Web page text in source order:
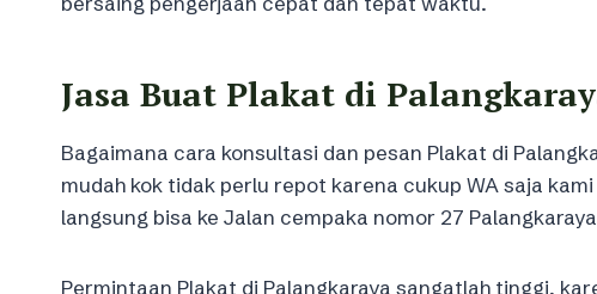
Jasa Buat Plakat di
Bagaimana cara konsultasi dan pesan Plakat di
mudah kok tidak perlu repot karena cukup WA saja
langsung bisa ke Jalan cempaka nomor 27
Permintaan Plakat di Palangkaraya sangatlah tinggi,